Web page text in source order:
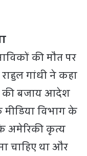
की मौत पर
राहुल गांधी ने कहा
की बजाय आदेश
मीडिया विभाग के
अमेरिकी कृत्य
चाहिए था और